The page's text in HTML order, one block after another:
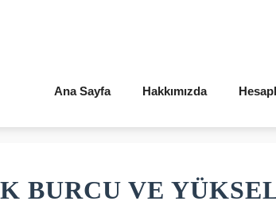
Ana Sayfa Hakkımızda
BURCU VE